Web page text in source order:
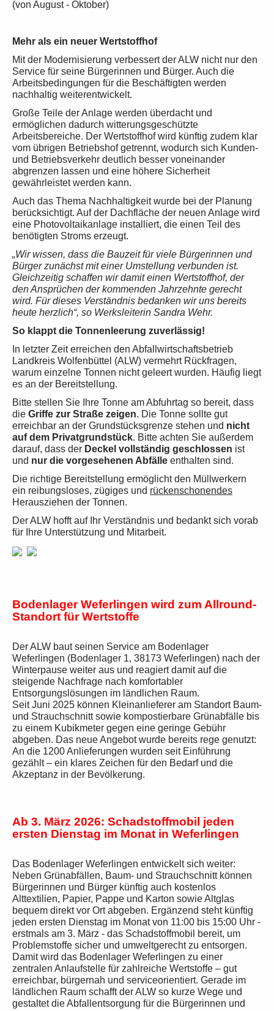
(von August - Oktober)
Mehr als ein neuer Wertstoffhof
Mit der Modernisierung verbessert der ALW nicht nur den
Service für seine Bürgerinnen und Bürger. Auch die
Arbeitsbedingungen für die Beschäftigten werden
nachhaltig weiterentwickelt.
Große Teile der Anlage werden überdacht und
ermöglichen dadurch witterungsgeschützte
Arbeitsbereiche. Der Wertstoffhof wird künftig zudem klar
vom übrigen Betriebshof getrennt, wodurch sich Kunden-
und Betriebsverkehr deutlich besser voneinander
abgrenzen lassen und eine höhere Sicherheit
gewährleistet werden kann.
Auch das Thema Nachhaltigkeit wurde bei der Planung
berücksichtigt. Auf der Dachfläche der neuen Anlage wird
eine Photovoltaikanlage installiert, die einen Teil des
benötigten Stroms erzeugt.
„Wir wissen, dass die Bauzeit für viele Bürgerinnen und
Bürger zunächst mit einer Umstellung verbunden ist.
Gleichzeitig schaffen wir damit einen Wertstoffhof, der
den Ansprüchen der kommenden Jahrzehnte gerecht
wird. Für dieses Verständnis bedanken wir uns bereits
heute herzlich“, so Werksleiterin Sandra Wehr.
So klappt die Tonnenleerung zuverlässig!
In letzter Zeit erreichen den Abfallwirtschaftsbetrieb
Landkreis Wolfenbüttel (ALW) vermehrt Rückfragen,
warum einzelne Tonnen nicht geleert wurden. Häufig liegt
es an der Bereitstellung.
Bitte stellen Sie Ihre Tonne am Abfuhrtag so bereit, dass
die Griffe zur Straße zeigen. Die Tonne sollte gut
erreichbar an der Grundstücksgrenze stehen und nicht
auf dem Privatgrundstück. Bitte achten Sie außerdem
darauf, dass der Deckel vollständig geschlossen ist
und nur die vorgesehenen Abfälle enthalten sind.
Die richtige Bereitstellung ermöglicht den Müllwerkern
ein reibungsloses, zügiges und rückenschonendes
Herausziehen der Tonnen.
Der ALW hofft auf Ihr Verständnis und bedankt sich vorab
für Ihre Unterstützung und Mitarbeit.
Bodenlager Weferlingen wird zum Allround-
Standort für Wertstoffe
Der ALW baut seinen Service am Bodenlager
Weferlingen (Bodenlager 1, 38173 Weferlingen) nach der
Winterpause weiter aus und reagiert damit auf die
steigende Nachfrage nach komfortabler
Entsorgungslösungen im ländlichen Raum.
Seit Juni 2025 können Kleinanlieferer am Standort Baum-
und Strauchschnitt sowie kompostierbare Grünabfälle bis
zu einem Kubikmeter gegen eine geringe Gebühr
abgeben. Das neue Angebot wurde bereits rege genutzt:
An die 1200 Anlieferungen wurden seit Einführung
gezählt – ein klares Zeichen für den Bedarf und die
Akzeptanz in der Bevölkerung.
Ab 3. März 2026: Schadstoffmobil jeden
ersten Dienstag im Monat in Weferlingen
Das Bodenlager Weferlingen entwickelt sich weiter:
Neben Grünabfällen, Baum- und Strauchschnitt können
Bürgerinnen und Bürger künftig auch kostenlos
Alttextilien, Papier, Pappe und Karton sowie Altglas
bequem direkt vor Ort abgeben. Ergänzend steht künftig
jeden ersten Dienstag im Monat von 11:00 bis 15:00 Uhr -
erstmals am 3. März - das Schadstoffmobil bereit, um
Problemstoffe sicher und umweltgerecht zu entsorgen.
Damit wird das Bodenlager Weferlingen zu einer
zentralen Anlaufstelle für zahlreiche Wertstoffe – gut
erreichbar, bürgernah und serviceorientiert. Gerade im
ländlichen Raum schafft der ALW so kurze Wege und
gestaltet die Abfallentsorgung für die Bürgerinnen und